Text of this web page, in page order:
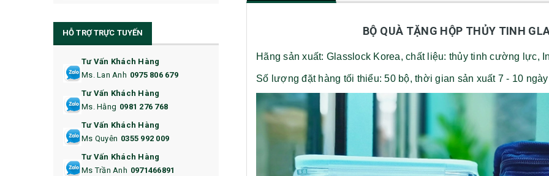
BỘ QUÀ TẶNG HỘP THỦY TINH
Hãng sản xuất: Glasslock Korea, chất liệu: thủy tinh cường lực,
Số lượng đặt hàng tối thiểu: 50 bộ, thời gian sản xuất 7 - 10 ngày
11. CỐC/BÌNH GIỮ NHIỆT
12. BÌNH NƯỚC
14. HỘP/VÍ ĐỰNG NAMECARD
15. BỘ BẤM MÓNG
16. BAO HỘ CHIẾU
HỖ TRỢ TRỰC TUYẾN
Tư Vấn Khách Hàng
Ms. Lan Anh 0975 806 679
Tư Vấn Khách Hàng
Ms. Hằng 0981 276 768
Tư Vấn Khách Hàng
Ms Quyên 0355 992 009
Tư Vấn Khách Hàng
Ms Trần Anh 0971466891